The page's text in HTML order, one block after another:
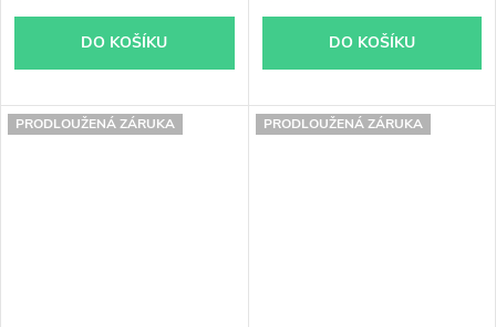
DO KOŠÍKU DO KOŠÍKU
PRODLOUŽENÁ ZÁRUKA PRODLOUŽENÁ ZÁRUKA